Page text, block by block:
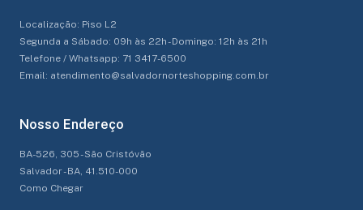
Localização: Piso L2
Segunda a Sábado: 09h às 22h - Domingo: 12h às 21h
Telefone / Whatsapp: 71 3417-6500
Email: atendimento@salvadornorteshopping.com.br
Nosso Endereço
BA-526, 305 - São Cristóvão
Salvador - BA, 41.510-000
Como Chegar